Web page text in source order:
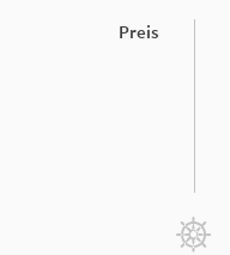
Preis